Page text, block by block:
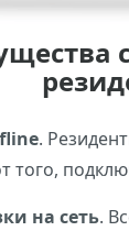
.
того,
на сеть.